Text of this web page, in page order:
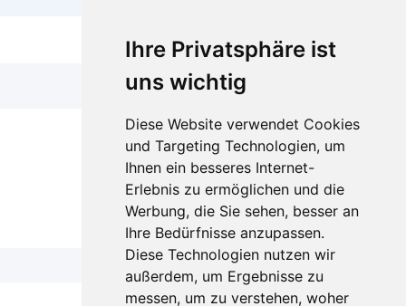
Ihre Privatsphäre ist
uns wichtig
Diese Website verwendet Cookies
und Targeting Technologien, um
Ihnen ein besseres Internet-
Erlebnis zu ermöglichen und die
Werbung, die Sie sehen, besser an
Ihre Bedürfnisse anzupassen.
Diese Technologien nutzen wir
außerdem, um Ergebnisse zu
messen, um zu verstehen, woher
Impressum
Datenschutzerklärung